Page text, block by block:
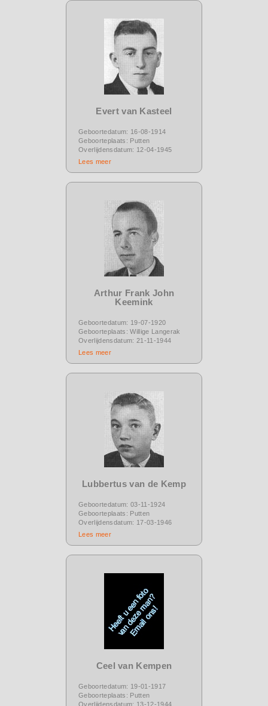
Evert van Kasteel
Geboortedatum: 16-08-1914
Geboorteplaats: Putten
Overlijdensdatum: 12-04-1945
Lees meer
Arthur Frank John
Keemink
Geboortedatum: 19-07-1920
Geboorteplaats: Willige Langerak
Overlijdensdatum: 21-11-1944
Lees meer
Lubbertus van de Kemp
Geboortedatum: 03-11-1924
Geboorteplaats: Putten
Overlijdensdatum: 17-03-1946
Lees meer
Ceel van Kempen
Geboortedatum: 19-01-1917
Geboorteplaats: Putten
Overlijdensdatum: 13-12-1944